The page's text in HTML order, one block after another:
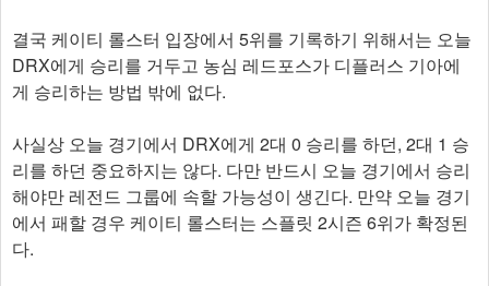
결국 케이티 롤스터 입장에서 5위를 기록하기 위해서는 오늘
DRX에게 승리를 거두고 농심 레드포스가 디플러스 기아에
게 승리하는 방법 밖에 없다.
사실상 오늘 경기에서 DRX에게 2대 0 승리를 하던, 2대 1 승
리를 하던 중요하지는 않다. 다만 반드시 오늘 경기에서 승리
해야만 레전드 그룹에 속할 가능성이 생긴다. 만약 오늘 경기
에서 패할 경우 케이티 롤스터는 스플릿 2시즌 6위가 확정된
다.